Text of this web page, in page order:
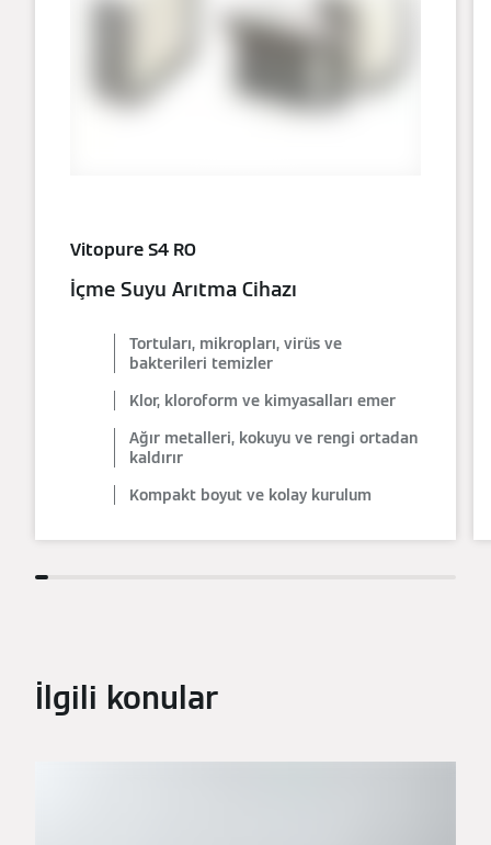
Vitopure S4 RO
İçme Suyu Arıtma Cihazı
Tortuları, mikropları, virüs ve
bakterileri temizler
Klor, kloroform ve kimyasalları emer
Ağır metalleri, kokuyu ve rengi ortadan
kaldırır
Kompakt boyut ve kolay kurulum
İlgili konular